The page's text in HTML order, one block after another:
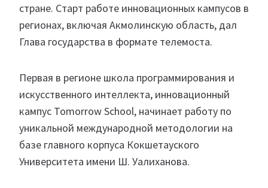
стране. Старт работе инновационных кампусов в
регионах, включая Акмолинскую область, дал
Глава государства в формате телемоста.
Первая в регионе школа программирования и
искусственного интеллекта, инновационный
кампус Tomorrow School, начинает работу по
уникальной международной методологии на
базе главного корпуса Кокшетауского
Университета имени Ш. Уалиханова.